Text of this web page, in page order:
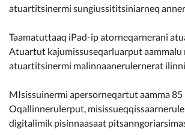
atuartitsinermi sungiussititsiniarneq
Taamatuttaaq iPad-ip atorneqarnerani
Atuartut kajumissuseqarluarput
atuartitsinermi malinnaanerulernerat
MIsissuinermi apersorneqartut aamma
Oqallinnerulerput,
digitalimik pisinnaasaat